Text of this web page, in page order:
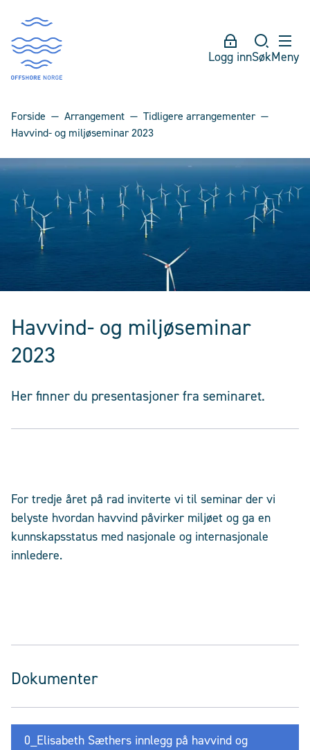
Logg innSøkMeny
Forside Arrangement
Tidligere arrangementer
Havvind- og miljøseminar 2023
Havvind- og miljøseminar
2023
Her finner du presentasjoner fra seminaret.
For tredje året på rad inviterte vi til seminar der vi
belyste hvordan havvind påvirker miljøet og ga en
kunnskapsstatus med nasjonale og internasjonale
innledere.
Dokumenter
0_Elisabeth Sæthers innlegg på havvind og